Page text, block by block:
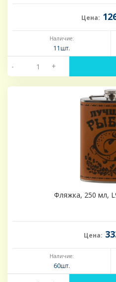
Цена:
Наличие:
11шт.
- +
Фляжка, 250 мл,
Цена:
Наличие:
60шт.